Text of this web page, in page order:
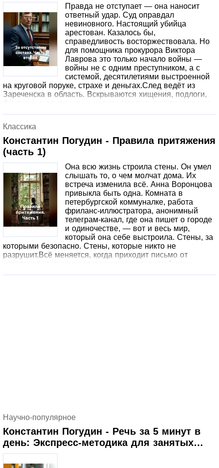
Правда не отступает — она наносит
ответный удар. Суд оправдал
невиновного. Настоящий убийца
арестован. Казалось бы,
справедливость восторжествовала. Но
для помощника прокурора Виктора
Лаврова это только начало войны —
войны не с одним преступником, а с
системой, десятилетиями выстроенной
на круговой поруке, страхе и деньгах.След ведёт из
Зареченска в область. Вскрываются хищения, подлоги,
фиктивные списания — целая империя, построенная на
империи сидят люди, для которых закон — лишь
инструмент, а чужая жизнь — разменная монета.Теперь
Лаврову предстоит пройти путь от районной
прокуратуры до кабинетов прокуратуры Союза. От
ночных допросов в полуподвале — до разговора с
генеральным прокурором Руденко. От борьбы за одно
дело — до схватки с партийной номенклатурой, которая
не привыкла проигрывать.Ему будут угрожать. Но он
знает: если остановиться сейчас — всё было зря.
Классика
Константин Погудин - Правила притяжения
(часть 1)
Она всю жизнь строила стены. Он умел
слышать то, о чем молчат дома. Их
встреча изменила всё. Анна Воронцова
привыкла быть одна. Комната в
петербургской коммуналке, работа
фриланс-иллюстратора, анонимный
телеграм-канал, где она пишет о городе
и одиночестве, — вот и весь мир,
который она себе выстроила. Стены, за
которыми безопасно. Стены, которые никто не
разрушит.Всё меняется, когда приходит письмо от
нотариуса: дальняя родственница оставила Анне
Научно-популярное
Константин Погудин - Речь за 5 минут в
день: Экспресс-методика для занятых
мам